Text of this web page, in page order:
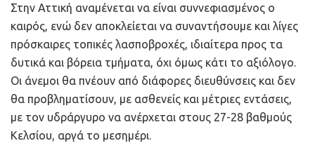
Στην Αττική αναμένεται να είναι συννεφιασμένος ο
καιρός, ενώ δεν αποκλείεται να συναντήσουμε και λίγες
πρόσκαιρες τοπικές λασποβροχές, ιδιαίτερα προς τα
δυτικά και βόρεια τμήματα, όχι όμως κάτι το αξιόλογο.
Οι άνεμοι θα πνέουν από διάφορες διευθύνσεις και δεν
θα προβληματίσουν, με ασθενείς και μέτριες εντάσεις,
με τον υδράργυρο να ανέρχεται στους 27-28 βαθμούς
Κελσίου, αργά το μεσημέρι.